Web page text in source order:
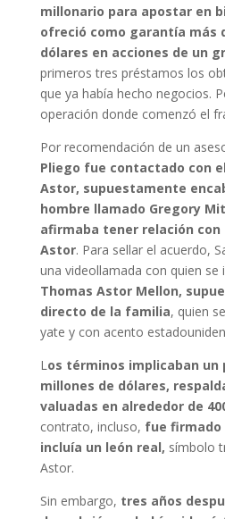
millonario para apostar en
ofreció como garantía más
dólares en acciones de un
primeros tres préstamos los
que ya había hecho negocios.
operación donde comenzó el
Por recomendación de un
Pliego fue contactado con
Astor, supuestamente
hombre llamado Gregory
afirmaba tener relación
Astor. Para sellar el acuerdo,
una videollamada con quien
Thomas Astor Mellon,
directo de la familia, quien
yate y con acento
L os términos implicaban un
millones de dólares,
valuadas en alrededor de
contrato, incluso, fue firmado
incluía un león real, símbolo
Astor.
Sin embargo, tres años